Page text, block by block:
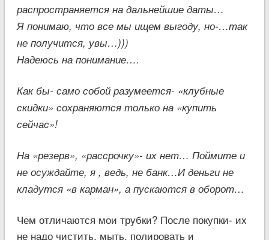
распространяется на дальнейшие даты…
Я понимаю, что все мы ищем выгоду, но-…так
не получится, увы…)))
Надеюсь на понимание….
Как бы- само собой разумеется- «клубные
скидки» сохраняются только на «купить
сейчас»!
На «резерв», «рассрочку»- их нет… Поймите и
не осуждайте, я , ведь, не банк…И деньги не
кладутся «в карман», а пускаются в оборот…
Чем отличаются мои трубки? После покупки- их
не надо чистить, мыть, полировать и